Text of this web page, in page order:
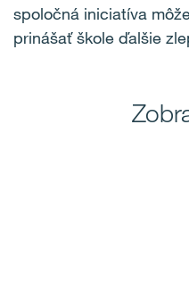
spoločná iniciatíva
prinášať škole ďalšie